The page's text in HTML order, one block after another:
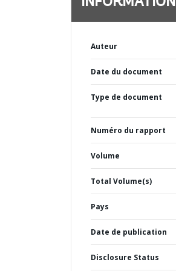
Auteur
Date du document
Type de document
Numéro du rapport
Volume
Total Volume(s)
Pays
Date de publication
Disclosure Status